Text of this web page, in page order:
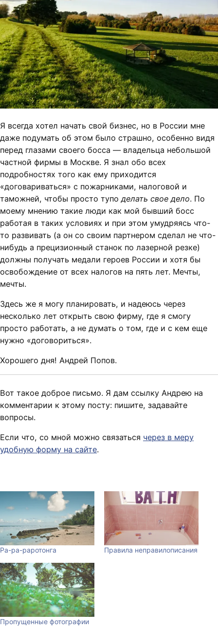
Я всегда хотел начать свой бизнес, но в России мне
даже подумать об этом было страшно, особенно видя
перед глазами своего босса — владельца небольшой
частной фирмы в Москве. Я знал обо всех
подробностях того как ему приходится
«договариваться» с пожарниками, налоговой и
таможней, чтобы просто туподелать свое дело. По
моему мнению такие люди как мой бывший босс
работая в таких условиях и при этом умудряясь что-
то развивать (а он со своим партнером сделал не что-
нибудь а прецизионный станок по лазерной резке)
должны получать медали героев России и хотя бы
освобождение от всех налогов на пять лет. Мечты,
мечты.
Здесь же я могу планировать, и надеюсь через
несколько лет открыть свою фирму, где я смогу
просто работать, а не думать о том, где и с кем еще
нужно «договориться».
Хорошего дня! Андрей Попов.
Вот такое доброе письмо. Я дам ссылку Андрею на
комментарии к этому посту: пишите, задавайте
вопросы.
Если что, со мной можно связаться через в меру
удобную форму на сайте.
Ра-ра-раротонга Правила неправилописания
Пропущенные фотографии